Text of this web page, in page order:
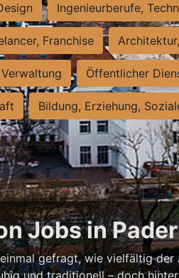
Ingenieurberufe,
Franchise
Öffentlicher
Bildung, Erziehung,
Jobs in
gefragt, wie vielfältig